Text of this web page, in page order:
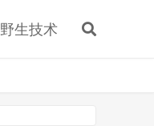
野生技术